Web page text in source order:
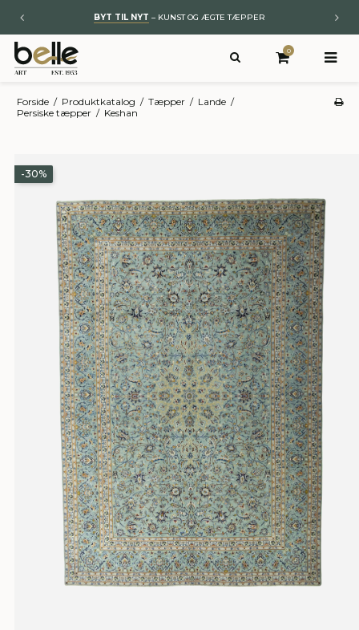
OVER 1500,- BESØG VORES BUTIK
0
Forside / Produktkatalog / Tæpper / Lande /
Persiske tæpper / Keshan
-30%